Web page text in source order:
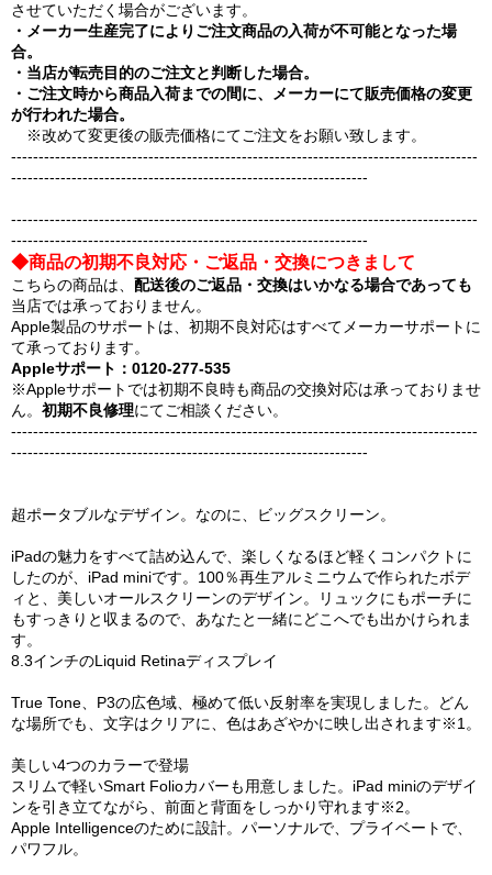
させていただく場合がございます。
・メーカー生産完了によりご注文商品の入荷が不可能となった場
合。
・当店が転売目的のご注文と判断した場合。
・ご注文時から商品入荷までの間に、メーカーにて販売価格の変更
が行われた場合。
※改めて変更後の販売価格にてご注文をお願い致します。
-------------------------------------------------------------------------------------
-----------------------------------------------------------------
-------------------------------------------------------------------------------------
-----------------------------------------------------------------
◆商品の初期不良対応・ご返品・交換につきまして
こちらの商品は、 配送後のご返品・交換はいかなる場合であっても
当店では承っておりません。
Apple製品のサポートは、初期不良対応はすべてメーカーサポートに
て承っております。
Appleサポート：0120-277-535
※Appleサポートでは初期不良時も商品の交換対応は承っておりませ
ん。 初期不良修理にてご相談ください。
-------------------------------------------------------------------------------------
-----------------------------------------------------------------
超ポータブルなデザイン。なのに、ビッグスクリーン。
iPadの魅力をすべて詰め込んで、楽しくなるほど軽くコンパクトに
したのが、iPad miniです。100％再生アルミニウムで作られたボデ
ィと、美しいオールスクリーンのデザイン。リュックにもポーチに
もすっきりと収まるので、あなたと一緒にどこへでも出かけられま
す。
8.3インチのLiquid Retinaディスプレイ
True Tone、P3の広色域、極めて低い反射率を実現しました。どん
な場所でも、文字はクリアに、色はあざやかに映し出されます※1。
美しい4つのカラーで登場
スリムで軽いSmart Folioカバーも用意しました。iPad miniのデザイ
ンを引き立てながら、前面と背面をしっかり守れます※2。
Apple Intelligenceのために設計。パーソナルで、プライベートで、
パワフル。